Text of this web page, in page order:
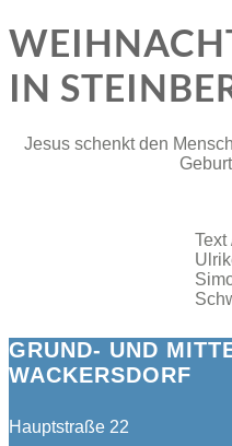
IN
Jesus schenkt den
Text
GRUND- UND
WACKERSDORF
Hauptstraße 22